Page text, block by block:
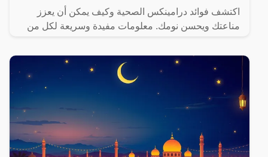
اكتشف فوائد درامينكس الصحية وكيف يمكن أن يعزز
مناعتك ويحسن نومك. معلومات مفيدة وسريعة لكل من